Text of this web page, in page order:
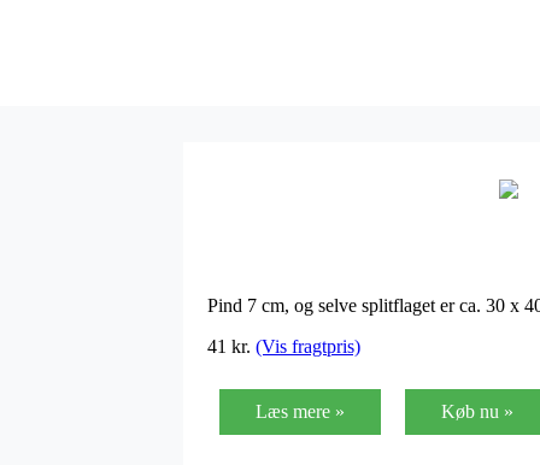
Pind 7 cm, og selve splitflaget er ca. 30 x
41 kr. (Vis fragtpris)
Læs mere » Køb nu »